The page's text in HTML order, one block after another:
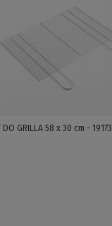
DO GRILLA 58 x 30 cm - 19173